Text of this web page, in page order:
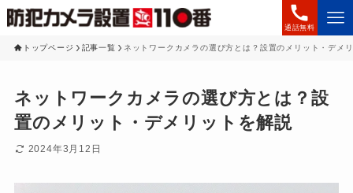
通話無料
トップページ 記事一覧 ネットワークカメラの選び方とは？設置のメリット・デメ
ネットワークカメラの選び方とは？設
置のメリット・デメリットを解説
2024年3月12日